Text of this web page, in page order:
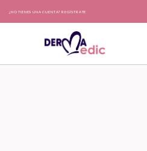
¿NO TIENES UNA CUENTA? REGÍSTRATE
No products in the cart.